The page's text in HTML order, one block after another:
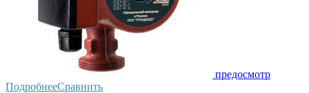
предосмотр
ПодробнееСравнить